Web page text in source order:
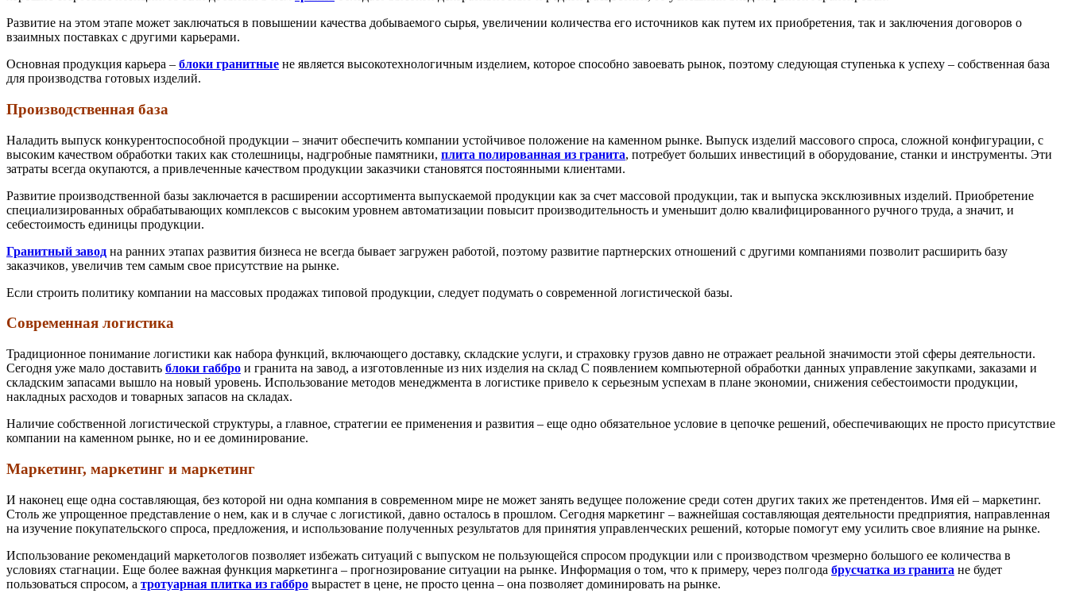
Развитие на этом этапе может заключаться в повышении качества добываемого сырья, увеличении количества его источников как путем их приобретения, так и заключения договоров о
взаимных поставках с другими карьерами.
Основная продукция карьера – блоки гранитные не является высокотехнологичным изделием, которое способно завоевать рынок, поэтому следующая ступенька к успеху – собственная база
для производства готовых изделий.
Производственная база
Наладить выпуск конкурентоспособной продукции – значит обеспечить компании устойчивое положение на каменном рынке. Выпуск изделий массового спроса, сложной конфигурации, с
высоким качеством обработки таких как столешницы, надгробные памятники, плита полированная из гранита, потребует больших инвестиций в оборудование, станки и инструменты. Эти
затраты всегда окупаются, а привлеченные качеством продукции заказчики становятся постоянными клиентами.
Развитие производственной базы заключается в расширении ассортимента выпускаемой продукции как за счет массовой продукции, так и выпуска эксклюзивных изделий. Приобретение
специализированных обрабатывающих комплексов с высоким уровнем автоматизации повысит производительность и уменьшит долю квалифицированного ручного труда, а значит, и
себестоимость единицы продукции.
Гранитный завод на ранних этапах развития бизнеса не всегда бывает загружен работой, поэтому развитие партнерских отношений с другими компаниями позволит расширить базу
заказчиков, увеличив тем самым свое присутствие на рынке.
Если строить политику компании на массовых продажах типовой продукции, следует подумать о современной логистической базы.
Современная логистика
Традиционное понимание логистики как набора функций, включающего доставку, складские услуги, и страховку грузов давно не отражает реальной значимости этой сферы деятельности.
Сегодня уже мало доставить блоки габбро и гранита на завод, а изготовленные из них изделия на склад С появлением компьютерной обработки данных управление закупками, заказами и
складским запасами вышло на новый уровень. Использование методов менеджмента в логистике привело к серьезным успехам в плане экономии, снижения себестоимости продукции,
накладных расходов и товарных запасов на складах.
Наличие собственной логистической структуры, а главное, стратегии ее применения и развития – еще одно обязательное условие в цепочке решений, обеспечивающих не просто присутствие
компании на каменном рынке, но и ее доминирование.
Маркетинг, маркетинг и маркетинг
И наконец еще одна составляющая, без которой ни одна компания в современном мире не может занять ведущее положение среди сотен других таких же претендентов. Имя ей – маркетинг.
Столь же упрощенное представление о нем, как и в случае с логистикой, давно осталось в прошлом. Сегодня маркетинг – важнейшая составляющая деятельности предприятия, направленная
на изучение покупательского спроса, предложения, и использование полученных результатов для принятия управленческих решений, которые помогут ему усилить свое влияние на рынке.
Использование рекомендаций маркетологов позволяет избежать ситуаций с выпуском не пользующейся спросом продукции или с производством чрезмерно большого ее количества в
условиях стагнации. Еще более важная функция маркетинга – прогнозирование ситуации на рынке. Информация о том, что к примеру, через полгода брусчатка из гранита не будет
пользоваться спросом, а тротуарная плитка из габбро вырастет в цене, не просто ценна – она позволяет доминировать на рынке.